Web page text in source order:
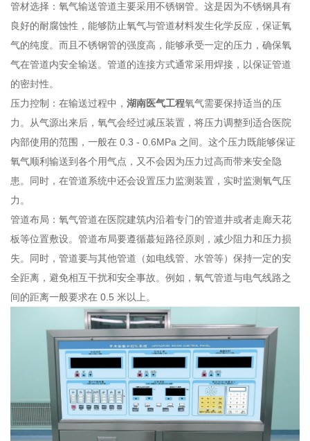
管材选择：氧气输送管道主要采用不锈钢管。这是因为不锈钢具有
良好的耐腐蚀性，能够防止氧气与管道材料发生化学反应，保证氧
气的纯度。而且不锈钢管的强度高，能够承受一定的压力，确保氧
气在管道内安全输送。管道的连接方式通常采用焊接，以保证管道
的密封性。
压力控制：在输送过程中， 湖南医气工程氧气需要保持适当的压
力。从气源出来后，氧气会经过减压装置，将压力调整到适合医院
内部使用的范围，一般在 0.3 - 0.6MPa 之间。这个压力既能够保证
氧气顺利输送到各个用气点，又不会因为压力过高而带来安全隐
患。同时，在管道系统中还会设置压力监测装置，实时监测氧气压
力。
管道布局：氧气管道在医院建筑内沿着专门的管道井或者走廊天花
板等位置敷设。管道布局要遵循蕞短路径原则，减少阻力和压力损
失。同时，管道要与其他管道（如电线管、水管等）保持一定的安
全距离，避免相互干扰和安全事故。例如，氧气管道与电气线路之
间的距离一般要求在 0.5 米以上。